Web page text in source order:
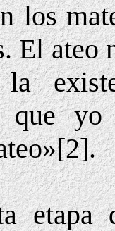
los
El ateo
que